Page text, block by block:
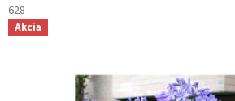
628
Akcia